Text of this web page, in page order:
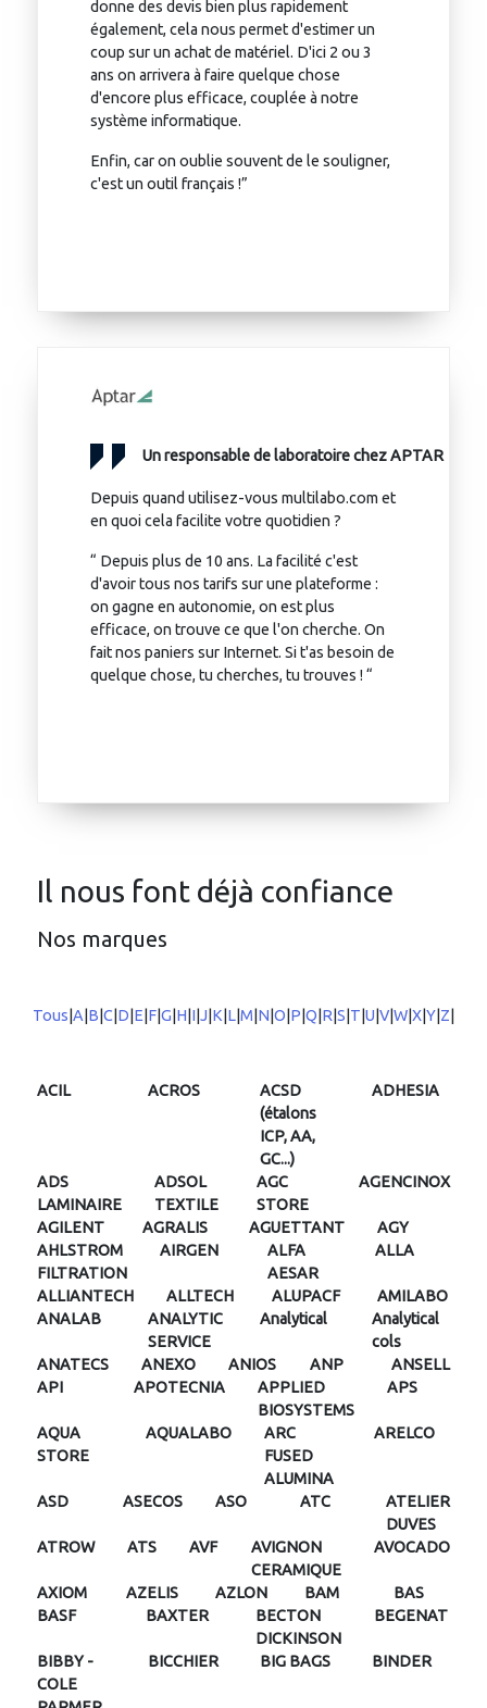
donne des devis bien plus rapidement
également, cela nous permet d'estimer un
coup sur un achat de matériel. D'ici 2 ou 3
ans on arrivera à faire quelque chose
d'encore plus efficace, couplée à notre
système informatique.
Enfin, car on oublie souvent de le souligner,
c'est un outil français !”
Un responsable de laboratoire chez APTAR
Depuis quand utilisez-vous multilabo.com et
en quoi cela facilite votre quotidien ?
“ Depuis plus de 10 ans. La facilité c'est
d'avoir tous nos tarifs sur une plateforme :
on gagne en autonomie, on est plus
efficace, on trouve ce que l'on cherche. On
fait nos paniers sur Internet. Si t'as besoin de
quelque chose, tu cherches, tu trouves ! “
Il nous font déjà confiance
Nos marques
Tous A B C D E F G H I J K L M N O P Q R S T U V W X Y Z
ACIL ACROS
ACSD
(étalons
ICP, AA,
GC...)
ADHESIA
ADS
LAMINAIRE
ADSOL
TEXTILE
AGC
STORE
AGENCINOX
AGILENT AGRALIS AGUETTANT
AGY
AHLSTROM
FILTRATION
AIRGEN
ALFA
AESAR
ALLA
ALLIANTECH ALLTECH ALUPACF
AMILABO
ANALAB
ANALYTIC
SERVICE
Analytical
Analytical
cols
ANATECS
ANEXO ANIOS ANP
ANSELL
API
APOTECNIA
APPLIED
BIOSYSTEMS
APS
AQUA
STORE
AQUALABO
ARC
FUSED
ALUMINA
ARELCO
ASD ASECOS ASO ATC
ATELIER
DUVES
ATROW
ATS AVF
AVIGNON
CERAMIQUE
AVOCADO
AXIOM AZELIS AZLON BAM
BAS
BASF
BAXTER
BECTON
DICKINSON
BEGENAT
BIBBY -
COLE
BICCHIER BIG BAGS BINDER